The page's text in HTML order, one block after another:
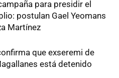
para presidir el
postulan Gael Yeomans
Martínez
que exseremi de
está detenido